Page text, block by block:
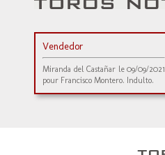
Vendedor
Miranda del Castañar le 09/09/2021
pour Francisco Montero. Indulto.